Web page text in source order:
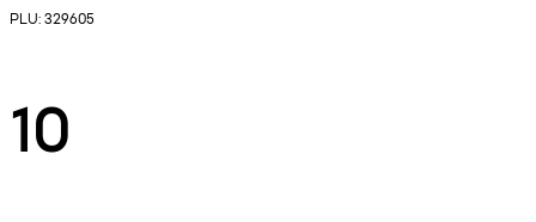
PLU: 329605
10